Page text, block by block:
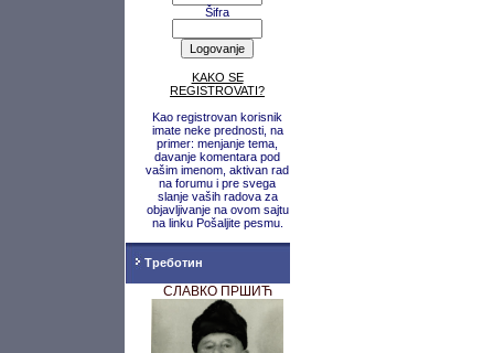
Šifra
KAKO SE
REGISTROVATI?
Kao registrovan korisnik
imate neke prednosti, na
primer: menjanje tema,
davanje komentara pod
vašim imenom, aktivan rad
na forumu i pre svega
slanje vaših radova za
objavljivanje na ovom sajtu
na linku Pošaljite pesmu.
Треботин
СЛАВКО ПРШИЋ